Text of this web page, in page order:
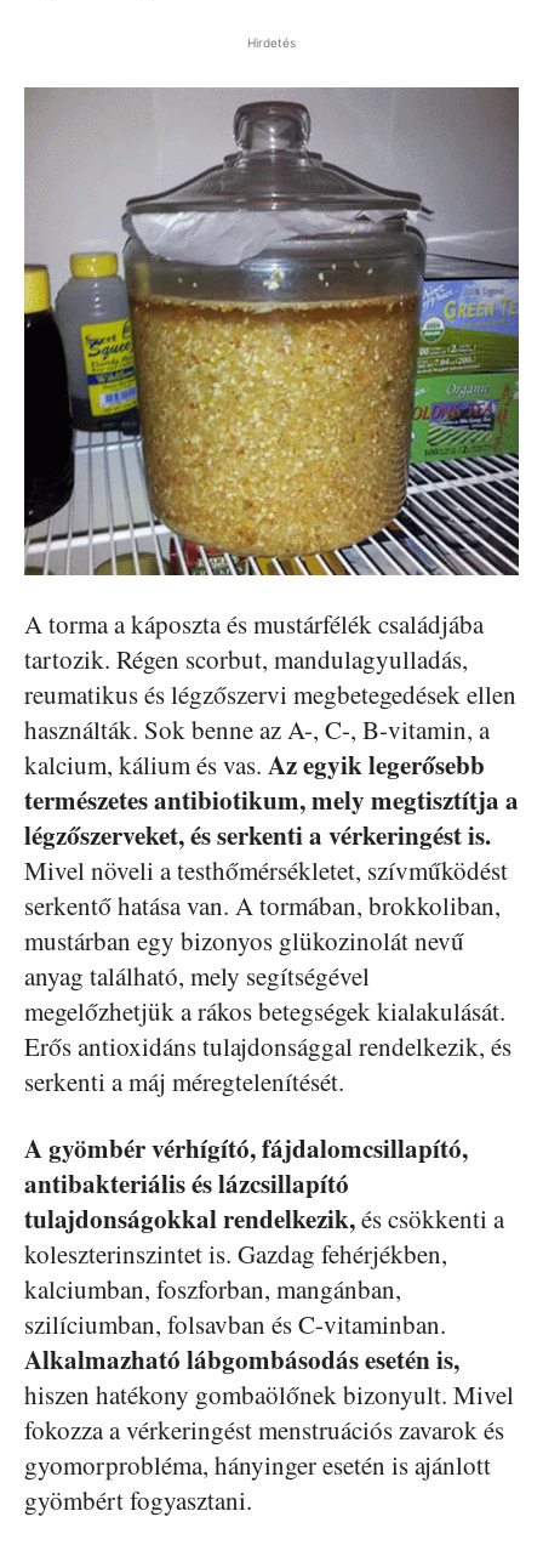
Hirdetés
A torma a káposzta és mustárfélék családjába
tartozik. Régen scorbut, mandulagyulladás,
reumatikus és légzőszervi megbetegedések ellen
használták. Sok benne az A-, C-, B-vitamin, a
kalcium, kálium és vas. Az egyik legerősebb
természetes antibiotikum, mely megtisztítja a
légzőszerveket, és serkenti a vérkeringést is.
Mivel növeli a testhőmérsékletet, szívműködést
serkentő hatása van. A tormában, brokkoliban,
mustárban egy bizonyos glükozinolát nevű
anyag található, mely segítségével
megelőzhetjük a rákos betegségek kialakulását.
Erős antioxidáns tulajdonsággal rendelkezik, és
serkenti a máj méregtelenítését.
A gyömbér vérhígító, fájdalomcsillapító,
antibakteriális és lázcsillapító
tulajdonságokkal rendelkezik,és csökkenti a
koleszterinszintet is. Gazdag fehérjékben,
kalciumban, foszforban, mangánban,
szilíciumban, folsavban és C-vitaminban.
Alkalmazható lábgombásodás esetén is,
hiszen hatékony gombaölőnek bizonyult. Mivel
fokozza a vérkeringést menstruációs zavarok és
gyomorprobléma, hányinger esetén is ajánlott
gyömbért fogyasztani.